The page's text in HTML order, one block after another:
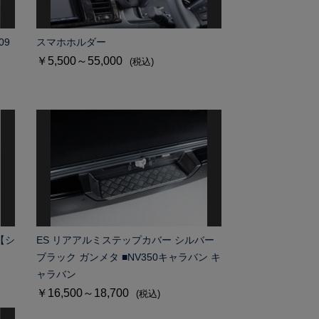
スマホホルダー
￥5,500～55,000 (税込)
シ
ES リアアルミステップカバー シルバー
ブラック ガンメタ ■NV350キャラバン キ
ャラバン
￥16,500～18,700 (税込)